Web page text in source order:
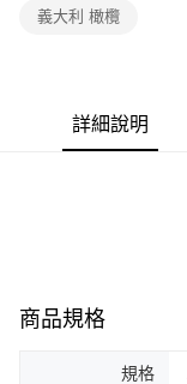
義大利 橄欖
詳細說明
商品規格
規格